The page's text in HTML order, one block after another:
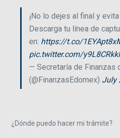
¡No lo dejes al final y
Descarga tu línea de
en: https://t.co/
pic.twitter.com/
— Secretaría de Finanzas
(@FinanzasEdomex) July
¿Dónde puedo hacer mi trámite?